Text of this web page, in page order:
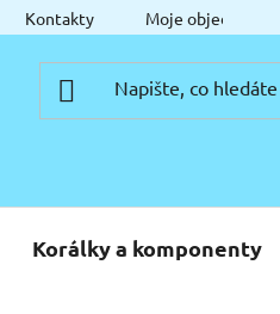
Kontakty Moje objednávka
Korálky a komponenty